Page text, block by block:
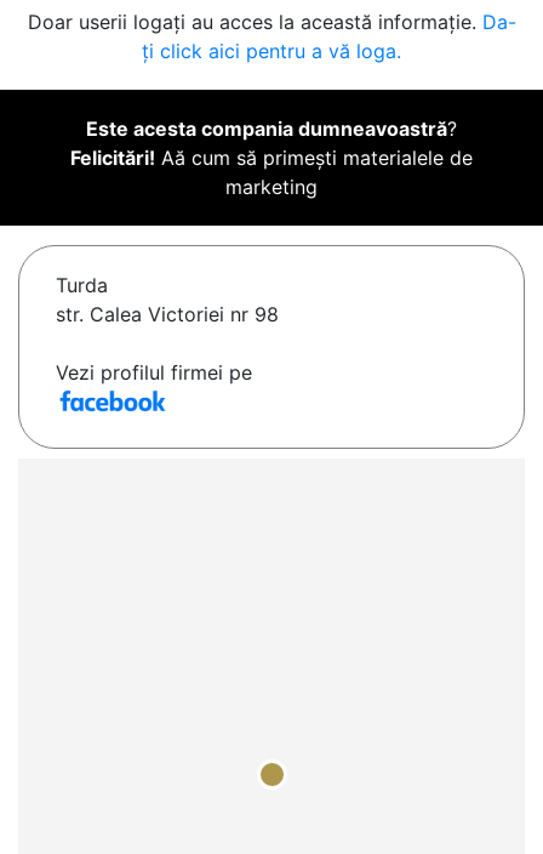
Doar userii logați au acces la această informație. Da-
ți click aici pentru a vă loga.
Este acesta compania dumneavoastră?
Felicitări! Aă cum să primești materialele de
marketing
Turda
str. Calea Victoriei nr 98
Vezi profilul firmei pe